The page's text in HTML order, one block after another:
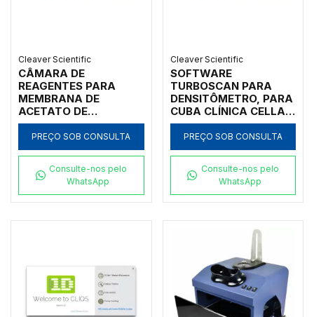
Cleaver Scientific
CÂMARA DE
REAGENTES PARA
MEMBRANA DE
ACETATO DE
CELULOSE
SUPORTADA PARA
CUBA CLÍNICA CELLAS
PREÇO SOB CONSULTA
Consulte-nos pelo
WhatsApp
Cleaver Scientific
SOFTWARE
TURBOSCAN PARA
DENSITÔMETRO, PARA
CUBA CLÍNICA CELLAS
- CÓDIGO CSLDENS
PREÇO SOB CONSULTA
Consulte-nos pelo
WhatsApp